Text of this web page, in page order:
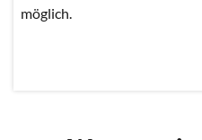
möglich.